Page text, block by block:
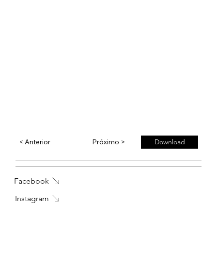
< Anterior Próximo > Download
Facebook
Instagram